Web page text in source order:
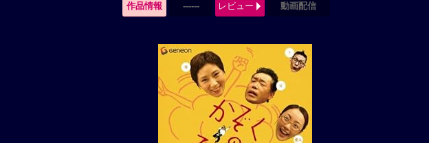
作品情報 ------ レビュー 動画配信